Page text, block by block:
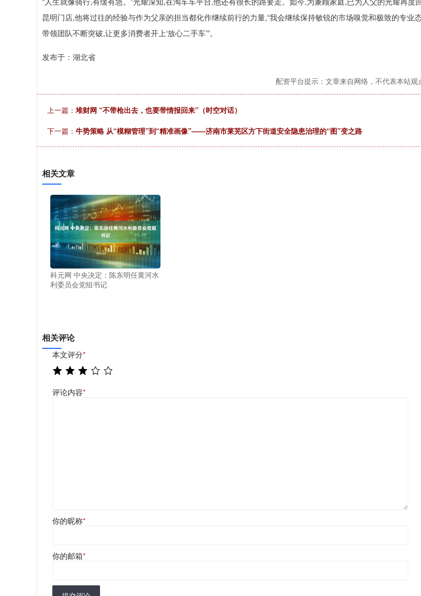
昆明门店,他将过往的经验与作为父亲的担当都化作继续前行的力量,“我会继续保持敏锐的市场嗅觉和极致的专业
带领团队不断突破,让更多消费者开上‘放心二手车’”。
发布于：湖北省
配资平台提示：文章来自网络，不代表本站观
上一篇：堆财网 “不带枪出去，也要带情报回来”（时空对话）
下一篇： 牛势策略 从“模糊管理”到“精准画像”——济南市莱芜区方下街道安全隐患治理的“图”变之路
相关文章
科元网 中央决定：陈东明任黄河水
利委员会党组书记
相关评论
本文评分*
评论内容*
你的昵称*
你的邮箱*